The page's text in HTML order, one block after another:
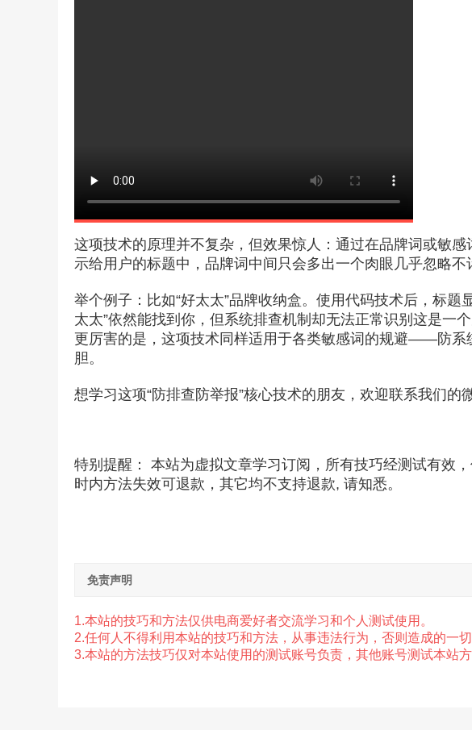
这项技术的原理并不复杂，但效果惊人：通过在品牌词或敏
示给用户的标题中，品牌词中间只会多出一个肉眼几乎忽略不
举个例子：比如“好太太”品牌收纳盒。使用代码技术后，标
太太”依然能找到你，但系统排查机制却无法正常识别这是一个
更厉害的是，这项技术同样适用于各类敏感词的规避——防系
胆。
想学习这项“防排查防举报”核心技术的朋友，欢迎联系我们的
特别提醒： 本站为虚拟文章学习订阅，所有技巧经测试有效
时内方法失效可退款，其它均不支持退款, 请知悉。
免责声明
1.本站的技巧和方法仅供电商爱好者交流学习和个人测试使用。
2.任何人不得利用本站的技巧和方法，从事违法行为，否则造成的一
3.本站的方法技巧仅对本站使用的测试账号负责，其他账号测试本站